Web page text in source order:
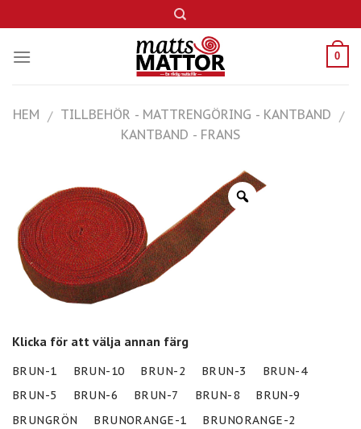
to
content
0
HEM / TILLBEHÖR - MATTRENGÖRING - KANTBAND /
KANTBAND - FRANS
Klicka för att välja annan färg
BRUN-1 BRUN-10 BRUN-2 BRUN-3
BRUN-4
BRUN-5
BRUN-6 BRUN-7 BRUN-8
BRUN-9
BRUNGRÖN
BRUNORANGE-1
BRUNORANGE-2